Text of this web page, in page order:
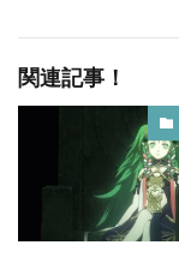
関連記事！